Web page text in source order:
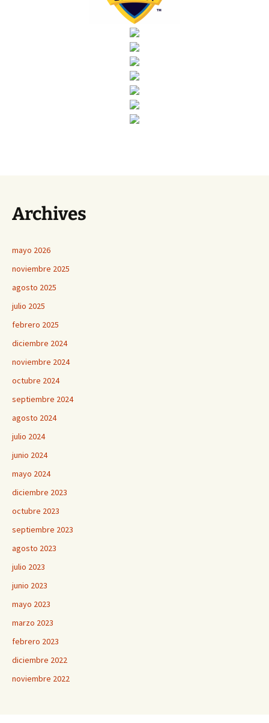
Archives
mayo 2026
noviembre 2025
agosto 2025
julio 2025
febrero 2025
diciembre 2024
noviembre 2024
octubre 2024
septiembre 2024
agosto 2024
julio 2024
junio 2024
mayo 2024
diciembre 2023
octubre 2023
septiembre 2023
agosto 2023
julio 2023
junio 2023
mayo 2023
marzo 2023
febrero 2023
diciembre 2022
noviembre 2022